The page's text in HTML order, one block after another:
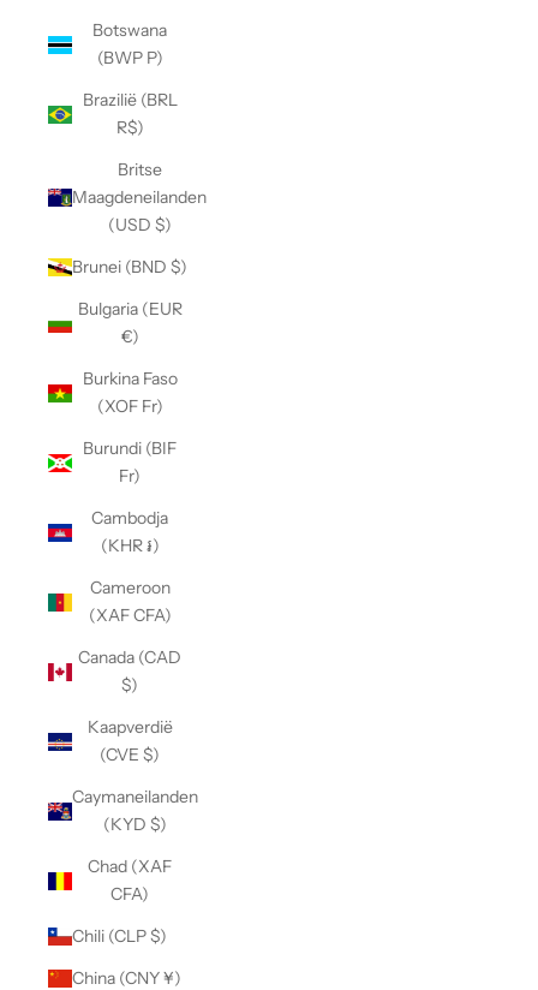
Botswana
(BWP P)
Brazilië (BRL
R$)
Britse
Maagdeneilanden
(USD $)
Brunei (BND $)
Bulgaria (EUR
€)
Burkina Faso
(XOF Fr)
Burundi (BIF
Fr)
Cambodja
(KHR ៛)
Cameroon
(XAF CFA)
Canada (CAD
$)
Kaapverdië
(CVE $)
Caymaneilanden
(KYD $)
Chad (XAF
CFA)
Chili (CLP $)
China (CNY ¥)